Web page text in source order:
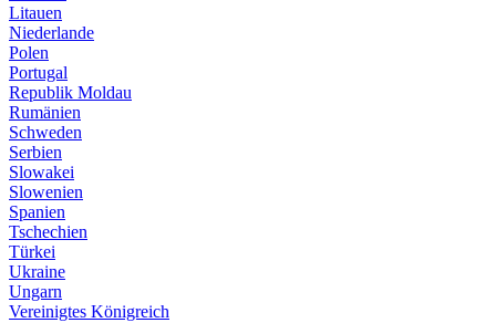
Litauen
Niederlande
Polen
Portugal
Republik Moldau
Rumänien
Schweden
Serbien
Slowakei
Slowenien
Spanien
Tschechien
Türkei
Ukraine
Ungarn
Vereinigtes Königreich